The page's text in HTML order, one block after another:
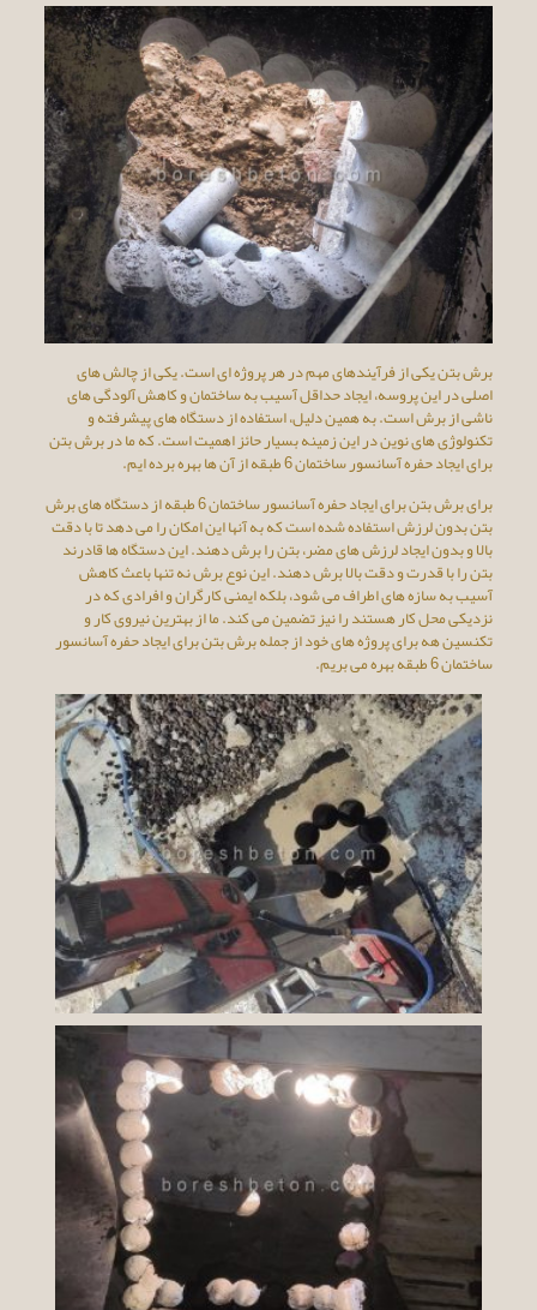
برش بتن یکی از فرآیندهای مهم در هر پروژه ای است. یکی از چالش های
اصلی در این پروسه، ایجاد حداقل آسیب به ساختمان و کاهش آلودگی های
ناشی از برش است. به همین دلیل، استفاده از دستگاه های پیشرفته و
تکنولوژی های نوین در این زمینه بسیار حائز اهمیت است. که ما در برش بتن
برای ایجاد حفره آسانسور ساختمان 6 طبقه از آن ها بهره برده ایم.
برای برش بتن برای ایجاد حفره آسانسور ساختمان 6 طبقه از دستگاه های برش
بتن بدون لرزش استفاده شده است که به آنها این امکان را می دهد تا با دقت
بالا و بدون ایجاد لرزش های مضر، بتن را برش دهند. این دستگاه ها قادرند
بتن را با قدرت و دقت بالا برش دهند. این نوع برش نه تنها باعث کاهش
آسیب به سازه های اطراف می شود، بلکه ایمنی کارگران و افرادی که در
نزدیکی محل کار هستند را نیز تضمین می کند. ما از بهترین نیروی کار و
تکنسین هه برای پروژه های خود از جمله برش بتن برای ایجاد حفره آسانسور
ساختمان 6 طبقه بهره می بریم.